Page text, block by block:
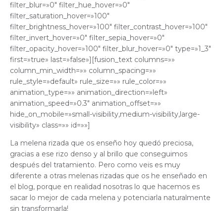
filter_blur=»0″ filter_hue_hover=»0″
filter_saturation_hover=»100″
filter_brightness_hover=»100″ filter_contrast_hover=»100″
filter_invert_hover=»0″ filter_sepia_hover=»0″
filter_opacity_hover=»100″ filter_blur_hover=»0″ type=»1_3″
first=»true» last=»false»][fusion_text columns=»»
column_min_width=»» column_spacing=»»
rule_style=»default» rule_size=»» rule_color=»»
animation_type=»» animation_direction=»left»
animation_speed=»0.3″ animation_offset=»»
hide_on_mobile=»small-visibility,medium-visibility,large-
visibility» class=»» id=»»]
La melena rizada que os enseño hoy quedó preciosa,
gracias a ese rizo denso y al brillo que conseguimos
después del tratamiento. Pero como veis es muy
diferente a otras melenas rizadas que os he enseñado en
el blog, porque en realidad nosotras lo que hacemos es
sacar lo mejor de cada melena y potenciarla naturalmente
sin transformarla!